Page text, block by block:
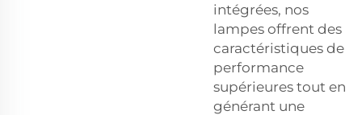
intégrées, nos
lampes offrent des
caractéristiques de
performance
supérieures tout en
générant une